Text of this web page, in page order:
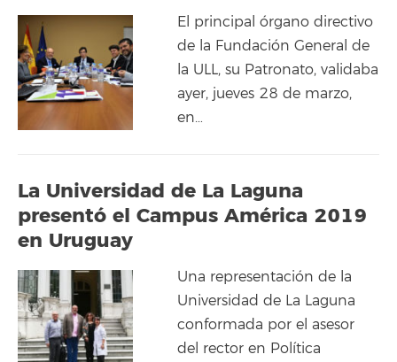
El principal órgano directivo
de la Fundación General de
la ULL, su Patronato, validaba
ayer, jueves 28 de marzo,
en…
La Universidad de La Laguna
presentó el Campus América 2019
en Uruguay
Una representación de la
Universidad de La Laguna
conformada por el asesor
del rector en Política